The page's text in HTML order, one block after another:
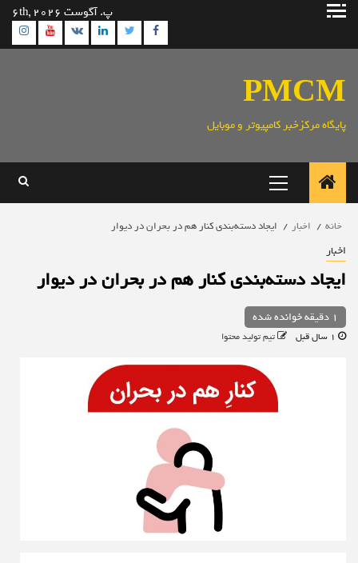
پرش
پ. آگوست 6th, 2026
Facebook
Twitter
Linkedin
VK
PMCM
پایگاه مرکزخبر کامپیوتر و موبایل
اصلی
خانه اخبار ایجاد دسته‌بندی کنار هم در بحران در دیوار
اخبار
ایجاد دسته‌بندی کنار هم در بحران در دیوار
1 دقیقه خوانده شده
تیم تولید محتوا